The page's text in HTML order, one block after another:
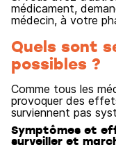
médicament,
médecin, à votre
Quels sont
possibles ?
Comme tous les
provoquer des
surviennent pas
Symptômes et
surveiller et